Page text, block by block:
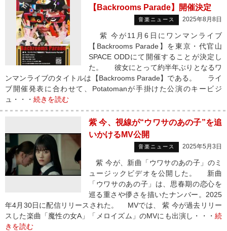
【Backrooms Parade】開催決定
音楽ニュース 2025年8月8日
紫 今が11月6日にワンマンライブ
【Backrooms Parade】を東京・代官山
SPACE ODDにて開催することが決定し
た。 彼女にとって約半年ぶりとなるワ
ンマンライブのタイトルは【Backrooms Parade】である。 ライ
ブ開催発表に合わせて、Potatomanが手掛けた公演のキービジ
ュ・・・ 続きを読む
紫 今、視線が“ウワサのあの子”を追
いかけるMV公開
音楽ニュース 2025年5月3日
紫 今が、新曲「ウワサのあの子」のミ
ュージックビデオを公開した。 新曲
「ウワサのあの子」は、思春期の恋心を
巡る重さや儚さを描いたナンバー。2025
年4月30日に配信リリースされた。 MVでは、 紫 今が過去リリー
スした楽曲「魔性の女A」「メロイズム」のMVにも出演し・・・ 続
きを読む